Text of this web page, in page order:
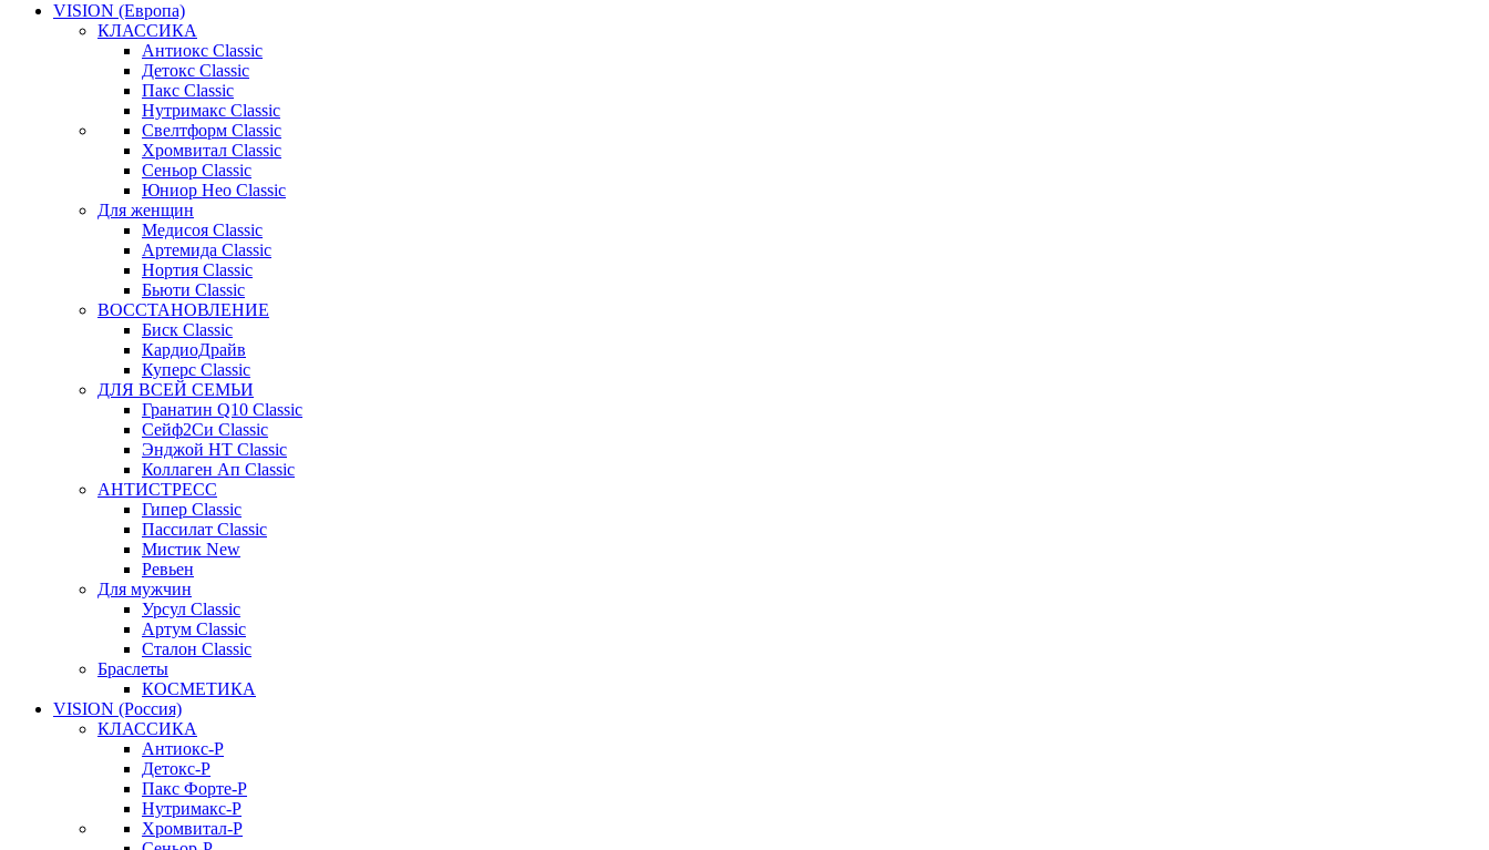
VISION (Европа)
КЛАССИКА
Антиокс Classic
Детокс Classic
Пакс Classic
Нутримакс Classic
Свелтформ Classic
Хромвитал Classic
Сеньор Classic
Юниор Нео Classic
Для женщин
Медисоя Classic
Артемида Classic
Нортия Classic
Бьюти Classic
ВОССТАНОВЛЕНИЕ
Биск Classic
КардиоДрайв
Куперс Classic
ДЛЯ ВСЕЙ СЕМЬИ
Гранатин Q10 Classic
Сейф2Си Classic
Энджой НТ Classic
Коллаген Ап Classic
АНТИСТРЕСС
Гипер Classic
Пассилат Classic
Мистик New
Ревьен
Для мужчин
Урсул Classic
Артум Classic
Сталон Classic
Браслеты
КОСМЕТИКА
VISION (Россия)
КЛАССИКА
Антиокс-Р
Детокс-Р
Пакс Форте-Р
Нутримакс-Р
Хромвитал-Р